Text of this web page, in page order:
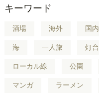
キーワード
酒場 海外 国内
海 一人旅 灯台
ローカル線 公園
マンガ ラーメン